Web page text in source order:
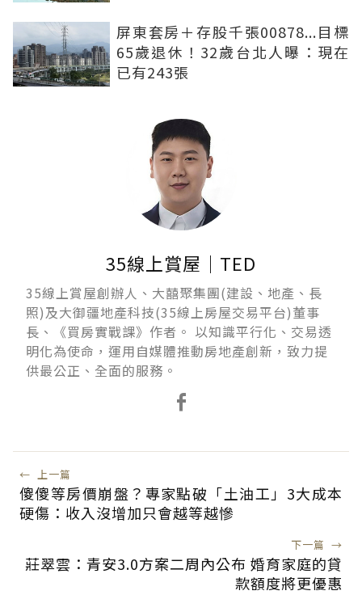
屏東套房＋存股千張00878...目標
65歲退休！32歲台北人曝：現在
已有243張
35線上賞屋｜TED
35線上賞屋創辦人、大囍聚集團(建設、地產、長
照)及大御疆地產科技(35線上房屋交易平台)董事
長、《買房實戰課》作者。 以知識平行化、交易透
明化為使命，運用自媒體推動房地產創新，致力提
供最公正、全面的服務。
← 上一篇
傻傻等房價崩盤？專家點破「土油工」3大成本
硬傷：收入沒增加只會越等越慘
下一篇 →
莊翠雲：青安3.0方案二周內公布 婚育家庭的貸
款額度將更優惠